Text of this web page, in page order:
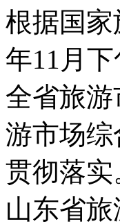
根据国
年11月
全省旅
游市场
贯彻落实
山东省旅